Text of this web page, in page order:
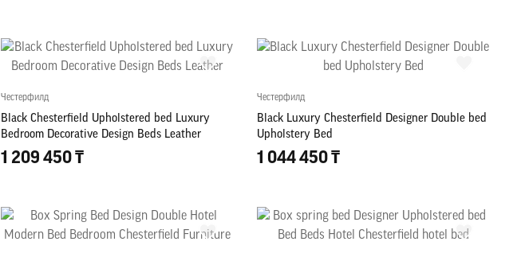
Честерфилд
Black Chesterfield Upholstered bed Luxury
Bedroom Decorative Design Beds Leather
1 209 450 ₸
Честерфилд
Black Luxury Chesterfield Designer Double bed
Upholstery Bed
1 044 450 ₸